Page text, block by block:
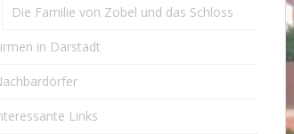
Die Familie von Zobel und das Schloss
in Darstadt
Links